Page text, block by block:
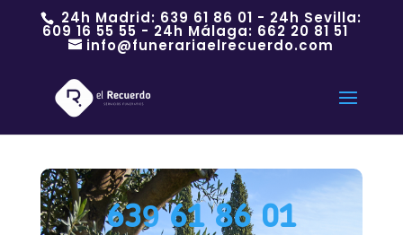
24h Madrid: 639 61 86 01 - 24h Sevilla:
609 16 55 55 - 24h Málaga: 662 20 81 51
info@funerariaelrecuerdo.com
639 61 86 01